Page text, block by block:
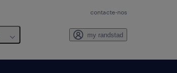
contacte-nos
my randstad